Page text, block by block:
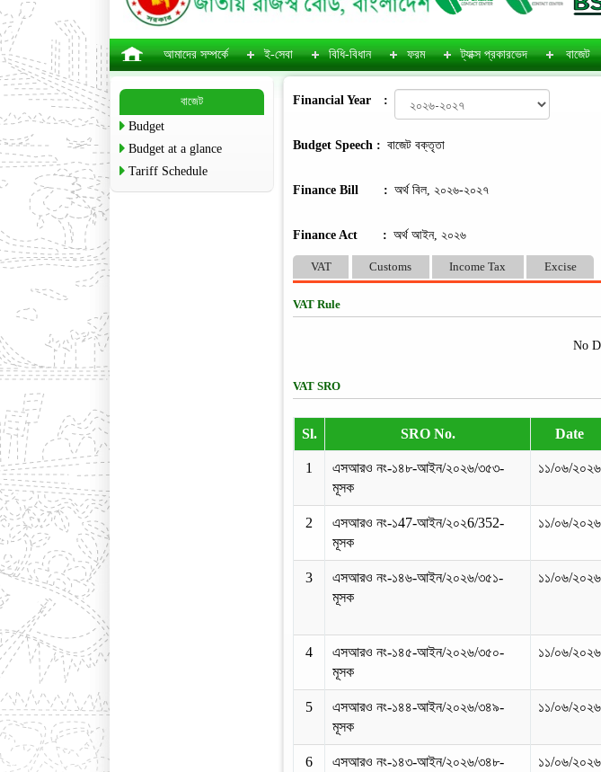
আমাদের সম্পর্কে ই-সেবা বিধি-বিধান ফরম ট্যাক্স প্রকারভেদ বাজেট
বাজেট
Budget
Budget at a glance
Tariff Schedule
Financial Year :
Budget Speech : বাজেট বক্তৃতা
Finance Bill : অর্থ বিল, ২০২৬-২০২৭
Finance Act : অর্থ আইন, ২০২৬
VAT
VAT Rule
No
VAT SRO
Sl. SRO No. Date
1
এসআরও নং-১৪৮-আইন/২০২৬/৩৫৩-
মূসক
১১/০৬/২০২৬
2
এসআরও নং-১47-আইন/২০২6/352-
মূসক
১১/০৬/২০২৬
3
এসআরও নং-১৪৬-আইন/২০২৬/৩৫১-
মূসক
১১/০৬/২০২৬
4
এসআরও নং-১৪৫-আইন/২০২৬/৩৫০-
মূসক
১১/০৬/২০২৬
5
এসআরও নং-১৪৪-আইন/২০২৬/৩৪৯-
মূসক
১১/০৬/২০২৬
6
এসআরও নং-১৪৩-আইন/২০২৬/৩৪৮-
১১/০৬/২০২৬
Customs Income Tax Excise